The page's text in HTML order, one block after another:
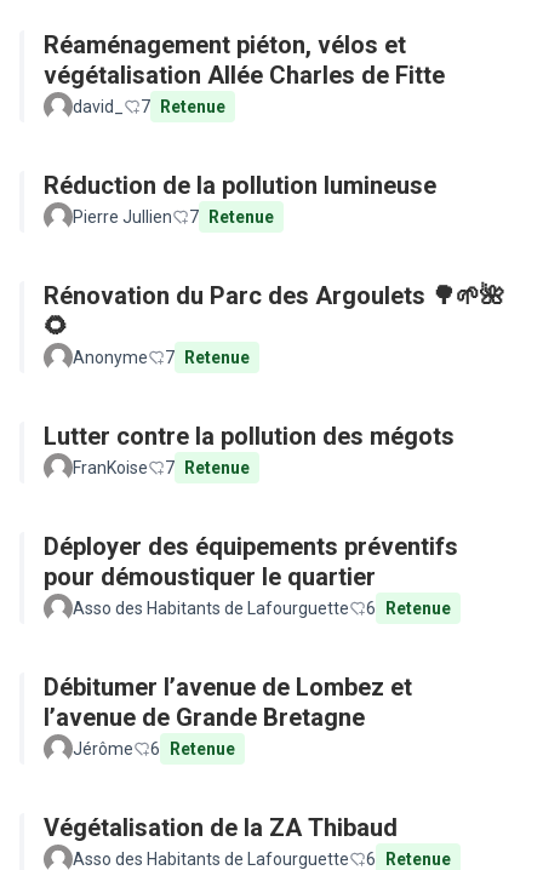
Réaménagement piéton, vélos et
végétalisation Allée Charles de Fitte
david_ 7 Retenue
Réduction de la pollution lumineuse
Pierre Jullien 7 Retenue
Rénovation du Parc des Argoulets 🌳🌱🌺
🌻
Anonyme 7 Retenue
Lutter contre la pollution des mégots
FranKoise 7 Retenue
Déployer des équipements préventifs
pour démoustiquer le quartier
Asso des Habitants de Lafourguette 6 Retenue
Débitumer l’avenue de Lombez et
l’avenue de Grande Bretagne
Jérôme 6 Retenue
Végétalisation de la ZA Thibaud
Asso des Habitants de Lafourguette 6 Retenue